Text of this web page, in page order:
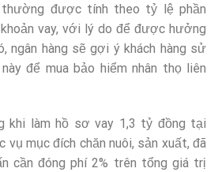
thường được tính theo tỷ lệ phần
vay, với lý do để được hưởng
ngân hàng sẽ gợi ý khách hàng sử
để mua bảo hiểm nhân thọ liên
khi làm hồ sơ vay 1,3 tỷ đồng tại
vụ mục đích chăn nuôi, sản xuất, đã
cần đóng phí 2% trên tổng giá trị